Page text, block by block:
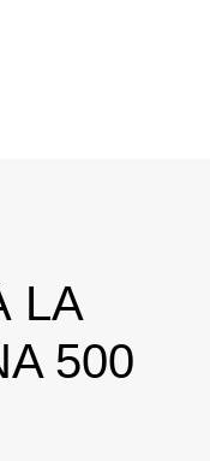
LA
500